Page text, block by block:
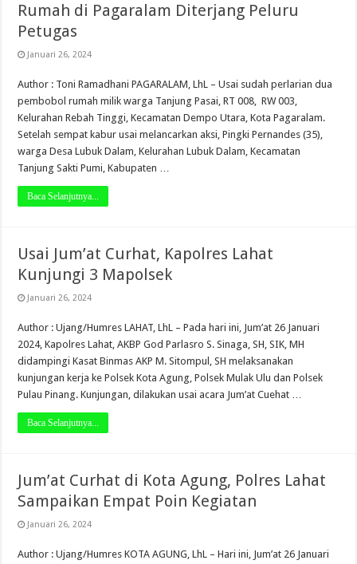
Rumah di Pagaralam Diterjang Peluru
Petugas
Januari 26, 2024
Author : Toni Ramadhani PAGARALAM, LhL – Usai sudah perlarian dua
pembobol rumah milik warga Tanjung Pasai, RT 008, RW 003,
Kelurahan Rebah Tinggi, Kecamatan Dempo Utara, Kota Pagaralam.
Setelah sempat kabur usai melancarkan aksi, Pingki Pernandes (35),
warga Desa Lubuk Dalam, Kelurahan Lubuk Dalam, Kecamatan
Tanjung Sakti Pumi, Kabupaten …
Baca Selanjutnya...
Usai Jum’at Curhat, Kapolres Lahat
Kunjungi 3 Mapolsek
Januari 26, 2024
Author : Ujang/Humres LAHAT, LhL – Pada hari ini, Jum’at 26 Januari
2024, Kapolres Lahat, AKBP God Parlasro S. Sinaga, SH, SIK, MH
didampingi Kasat Binmas AKP M. Sitompul, SH melaksanakan
kunjungan kerja ke Polsek Kota Agung, Polsek Mulak Ulu dan Polsek
Pulau Pinang. Kunjungan, dilakukan usai acara Jum’at Cuehat …
Baca Selanjutnya...
Jum’at Curhat di Kota Agung, Polres Lahat
Sampaikan Empat Poin Kegiatan
Januari 26, 2024
Author : Ujang/Humres KOTA AGUNG, LhL – Hari ini, Jum’at 26 Januari